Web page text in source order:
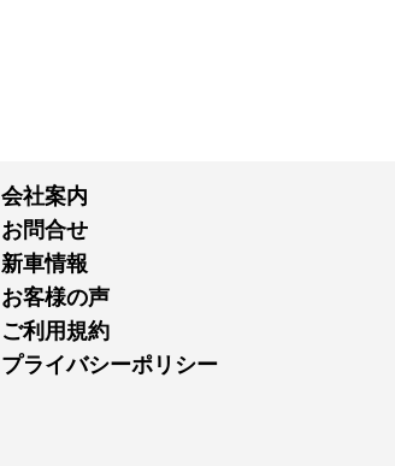
会社案内
お問合せ
新車情報
お客様の声
ご利用規約
プライバシーポリシー